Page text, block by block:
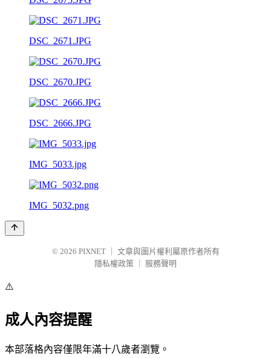
DSC_2671.JPG
DSC_2670.JPG
DSC_2666.JPG
IMG_5033.jpg
IMG_5032.png
© 2026 PIXNET
文章與圖片權利屬原作者所有
隱私權政策
服務聲明
⚠️
成人內容提醒
本部落格內容僅限年滿十八歲者瀏覽。